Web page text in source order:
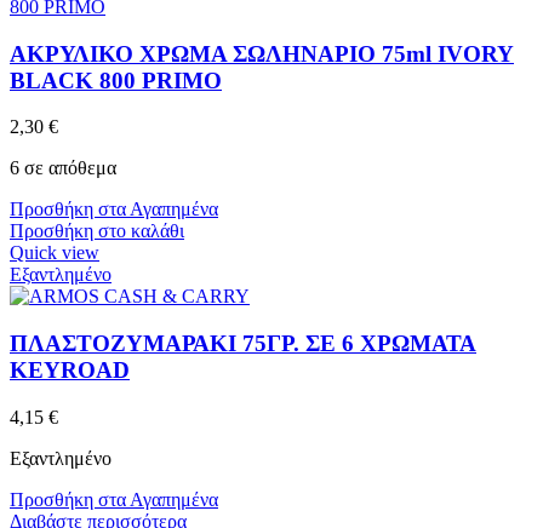
ΑΚΡΥΛΙΚΟ ΧΡΩΜΑ ΣΩΛΗΝΑΡΙΟ 75ml IVORY
BLACK 800 PRIMO
2,30 €
6 σε απόθεμα
Προσθήκη στα Αγαπημένα
Προσθήκη στο καλάθι
Quick view
Εξαντλημένο
ΠΛΑΣΤΟΖΥΜΑΡΑΚΙ 75ΓΡ. ΣΕ 6 ΧΡΩΜΑΤΑ
KEYROAD
4,15 €
Εξαντλημένο
Προσθήκη στα Αγαπημένα
Διαβάστε περισσότερα